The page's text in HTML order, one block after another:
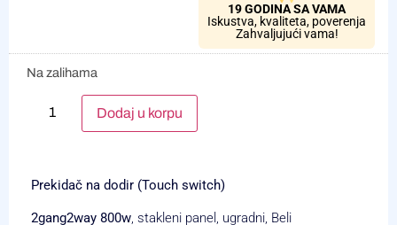
19 GODINA SA VAMA
Iskustva, kvaliteta, poverenja
Zahvaljujući vama!
Na zalihama
Dodaj u korpu
Prekidač na dodir (Touch switch)
2gang2way 800w, stakleni panel, ugradni, Beli